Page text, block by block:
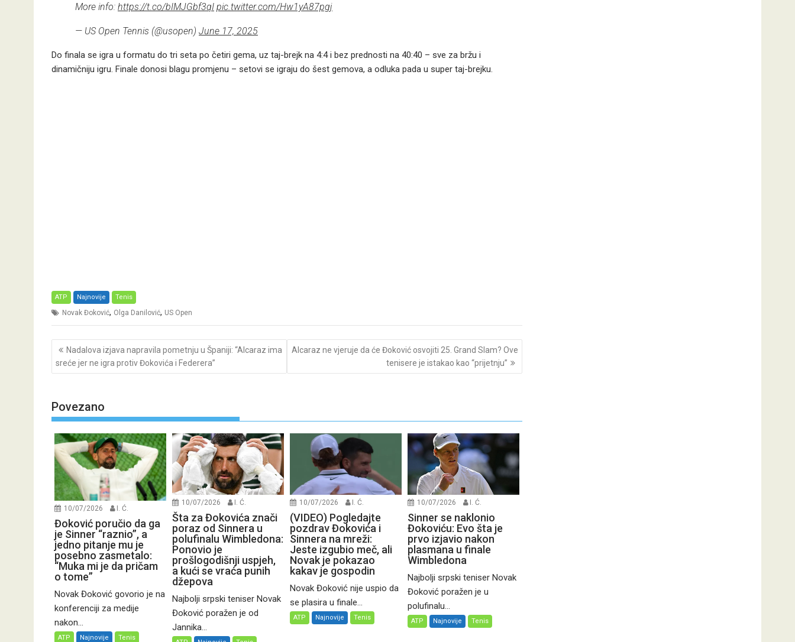
More info: https://t.co/bIMJGbf3qI pic.twitter.com/Hw1yA87pgj
— US Open Tennis (@usopen) June 17, 2025
Do finala se igra u formatu do tri seta po četiri gema, uz taj-brejk na 4:4 i bez prednosti na 40:40 – sve za bržu i
dinamičniju igru. Finale donosi blagu promjenu – setovi se igraju do šest gemova, a odluka pada u super taj-brejku.
ATP Najnovije Tenis
Novak Đoković, Olga Danilović, US Open
Post
navigation
Nadalova izjava napravila pometnju u Španiji: “Alcaraz ima
sreće jer ne igra protiv Đokovića i Federera”
Alcaraz ne vjeruje da će Đoković osvojiti 25. Grand Slam? Ove
tenisere je istakao kao “prijetnju”
Povezano
10/07/2026 I. Ć.
Đoković poručio da ga
je Sinner “raznio”, a
jedno pitanje mu je
posebno zasmetalo:
“Muka mi je da pričam
o tome”
Novak Đoković govorio je na
konferenciji za medije
nakon...
ATP Najnovije Tenis
10/07/2026 I. Ć.
Šta za Đokovića znači
poraz od Sinnera u
polufinalu Wimbledona:
Ponovio je
prošlogodišnji uspjeh,
a kući se vraća punih
džepova
Najbolji srpski teniser Novak
Đoković poražen je od
Jannika...
10/07/2026 I. Ć.
(VIDEO) Pogledajte
pozdrav Đokovića i
Sinnera na mreži:
Jeste izgubio meč, ali
Novak je pokazao
kakav je gospodin
Novak Đoković nije uspio da
se plasira u finale...
ATP Najnovije Tenis
10/07/2026 I. Ć.
Sinner se naklonio
Đokoviću: Evo šta je
prvo izjavio nakon
plasmana u finale
Wimbledona
Najbolji srpski teniser Novak
Đoković poražen je u
polufinalu...
ATP Najnovije Tenis